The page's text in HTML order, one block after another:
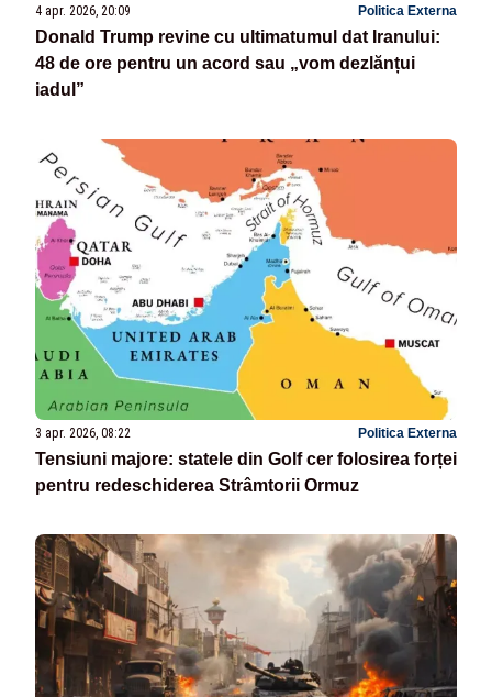
4 apr. 2026, 20:09 Politica Externa
Donald Trump revine cu ultimatumul dat Iranului:
48 de ore pentru un acord sau „vom dezlănțui
iadul”
3 apr. 2026, 08:22 Politica Externa
Tensiuni majore: statele din Golf cer folosirea forței
pentru redeschiderea Strâmtorii Ormuz